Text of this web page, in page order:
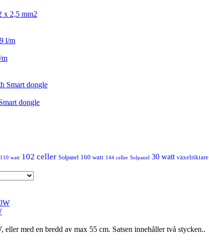
x 2,5 mm2
m
dongle
110 watt 102 celler Solpanel 160 watt 144 celler Solpanel 30 watt växelriktare
med en bredd av max 55 cm. Satsen innehåller två stycken..